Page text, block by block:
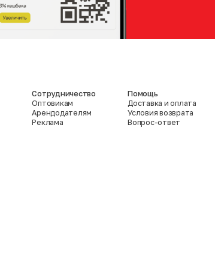
Сотрудничество
Оптовикам
Арендодателям
Реклама
Помощь
Доставка и оплата
Условия возврата
Вопрос-ответ